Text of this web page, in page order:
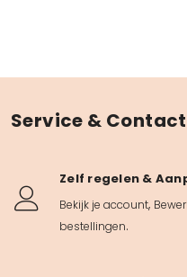
Service & Contact
Zelf regelen &
Bekijk je account,
bestellingen.